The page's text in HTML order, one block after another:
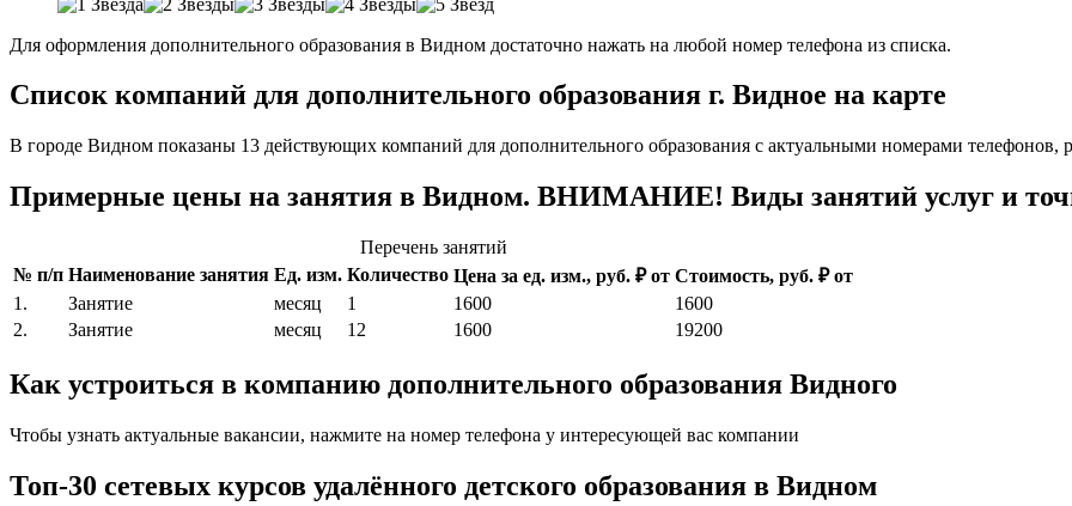
Для оформления дополнительного образования в Видном достаточно нажать на любой номер телефона из списка.
Список компаний для дополнительного образования г. Видное на карте
В городе Видном показаны 13 действующих компаний для дополнительного образования с актуальными номерами
Примерные цены на занятия в Видном. ВНИМАНИЕ! Виды занятий услуг и
Перечень занятий
№ п/п Наименование занятия Ед. изм. Количество Цена за ед. изм., руб. ₽ от Стоимость, руб. ₽ от
1.
Занятие месяц 1 1600
1600
2.
Занятие месяц 12 1600 19200
Как устроиться в компанию дополнительного образования Видного
Чтобы узнать актуальные вакансии, нажмите на номер телефона у интересующей вас компании
Топ-30 сетевых курсов удалённого детского образования в Видном